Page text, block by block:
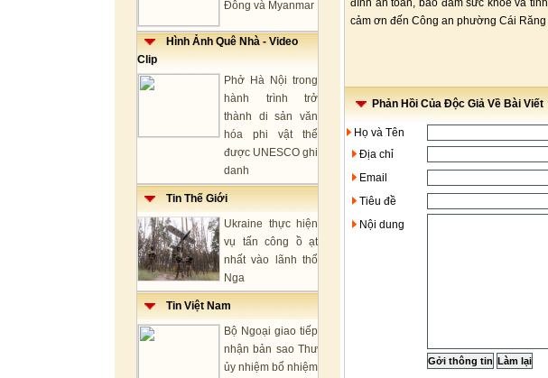
Đông và Myanmar
Hình Ảnh Quê Nhà - Video
Clip
Phở Hà Nội trong
hành trình trở
thành di sản văn
hóa phi vật thể
được UNESCO ghi
danh
Tin Thế Giới
Ukraine thực hiện
vụ tấn công ồ ạt
nhất vào lãnh thổ
Nga
Tin Việt Nam
Bộ Ngoại giao tiếp
nhận bản sao Thư
ủy nhiệm bổ nhiệm
đình an toàn, bảo đảm sức khỏe và
cảm ơn đến Công an phường Cái
Phản Hồi Của Độc Giả Về Bài Viết
Họ và Tên
Địa chỉ
Email
Tiêu đề
Nội dung